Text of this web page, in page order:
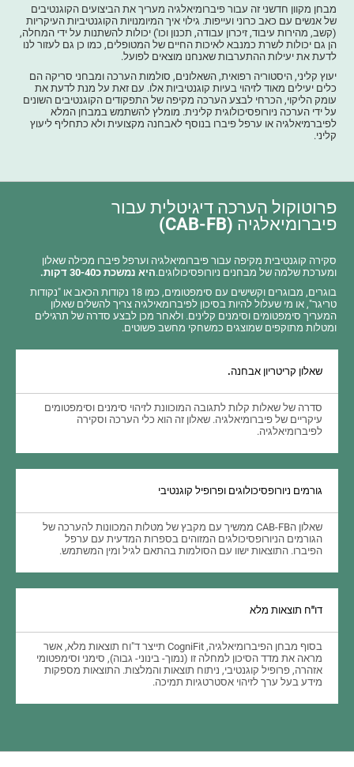
מבחן מקוון חדשני זה עבור פיברומיאלגיה מעריך את הביצועים הקוגנטיבים
של אנשים עם כאב כרוני ועייפות. גילוי איך המיומנויות הקוגנטיביות העיקריות
(קשב, מהירות עיבוד, זיכרון עבודה, תכנון וכו') יכולות להשתנות על ידי המחלה,
הן גם יכולות לשרת כמנבא לאיכות החיים של המטופלים, כמו כן גם לעזור לנו
לדעת את יעילות ההתערבות שאנחנו מוצאים לפועל.
יעוץ קליני, היסטוריה רפואית, השאלונים, סולמות הערכה ומבחני סריקה הם
כלים יעילים מאוד לזיהוי בעיות קוגנטיביות אלו. עם זאת על מנת לדעת את
עומק הליקוי, הכרחי לבצע הערכה מקיפה של התפקודים הקוגנטיבים השונים
על ידי הערכה ניורופסיכולוגית קלינית. מומלץ להשתמש במבחן המלא
לפיברמיאלגיה או ערפל פיברו בנוסף לאבחנה מקצועית ולא כתחליף ליעוץ
קליני.
פרוטוקול הערכה דיגיטלית עבור
פיברומיאלגיה (CAB-FB)
סקירה קוגנטיבית מקיפה עבור פיברומיאלגיה וערפל פיברו מכילה שאלון
ומערכת שלמה של מבחנים ניורופסיכולוגים.היא נמשכת כ30-40 דקות.
בוגרים, מבוגרים וקשישים עם סימפטומים, כמו 18 נקודות הכאב או "נקודות
טריגר", או מי שעלול להיות בסיכון לפיברומאילגיה צריך להשלים שאלון
המעריך סימפטומים וסימנים קלינים. ולאחר מכן לבצע סדרה של תרגילים
ומטלות מתוקפים שמוצגים כמשחקי מחשב פשוטים.
שאלון קריטריון אבחנה.
סדרה של שאלות קלות לתגובה המוכוונת לזיהוי סימנים וסימפטומים
עיקריים של פיברומיאלגיה. שאלון זה הוא כלי הערכה וסקירה
לפיברומיאלגיה.
גורמים ניורופסיכולוגים ופרופיל קוגנטיבי
שאלון הCAB-FB ממשיך עם מקבץ של מטלות המכוונות להערכה של
הגורמים הניורופסיכולגים המזוהים בספרות המדעית עם ערפל
הפיברו. התוצאות ישוו עם הסולמות בהתאם לגיל ומין המשתמש.
דו"ח תוצאות מלא
בסוף מבחן הפיברומיאלגיה, CogniFit תייצר ד"וח תוצאות מלא, אשר
מראה את מדד הסיכון למחלה זו (נמוך- בינוני- גבוה), סימני וסימפטומי
אזהרה, פרופיל קוגנטיבי, ניתוח תוצאות והמלצות. התוצאות מספקות
מידע בעל ערך לזיהוי אסטרטגיות תמיכה.